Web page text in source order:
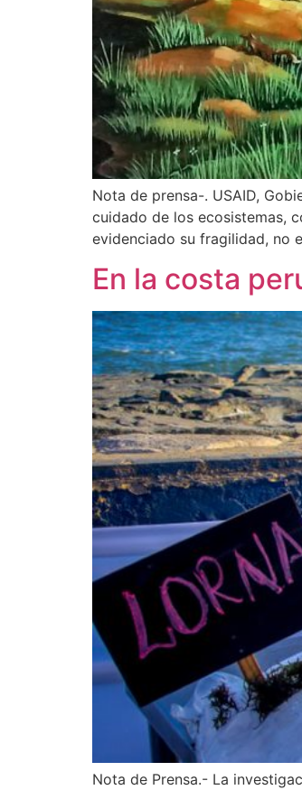
Nota de prensa-. USAID,
cuidado de los ecosistemas,
evidenciado su fragilidad, no
En la costa
Nota de Prensa.- La